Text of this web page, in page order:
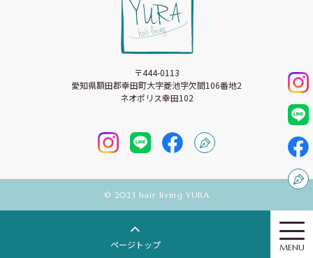
ページトップ MENU
〒444-0113
愛知県額田郡幸田町大字菱池字欠間106番地2
ネオポリス幸田102
©︎ 2023 hair living YURA